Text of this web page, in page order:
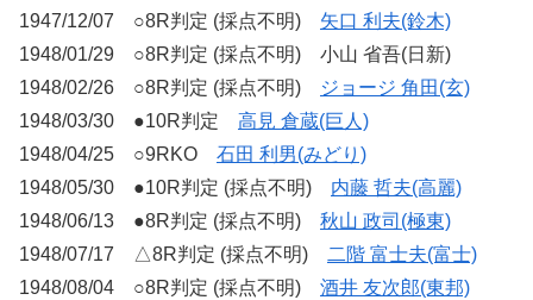
1947/12/07 ○8R判定 (採点不明) 矢口 利夫(鈴木)
1948/01/29 ○8R判定 (採点不明) 小山 省吾(日新)
1948/02/26 ○8R判定 (採点不明)
ジョージ 角田(玄)
1948/03/30 ●10R判定 高見 倉蔵(巨人)
1948/04/25 ○9RKO 石田 利男(みどり)
1948/05/30 ●10R判定 (採点不明) 内藤 哲夫(高麗)
1948/06/13 ●8R判定 (採点不明) 秋山 政司(極東)
1948/07/17 △8R判定 (採点不明)
二階 富士夫(富士)
1948/08/04 ○8R判定 (採点不明) 酒井 友次郎(東邦)